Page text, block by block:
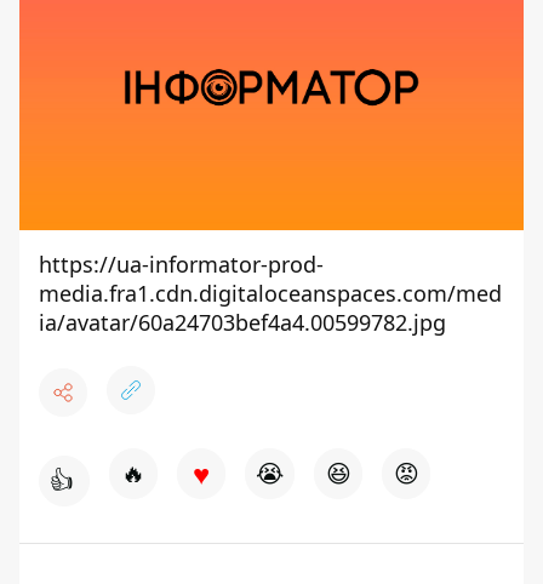
https://ua-informator-prod-
media.fra1.cdn.digitaloceanspaces.com/med
ia/avatar/60a24703bef4a4.00599782.jpg
👍 🔥 ♥ 😭 😆 😡